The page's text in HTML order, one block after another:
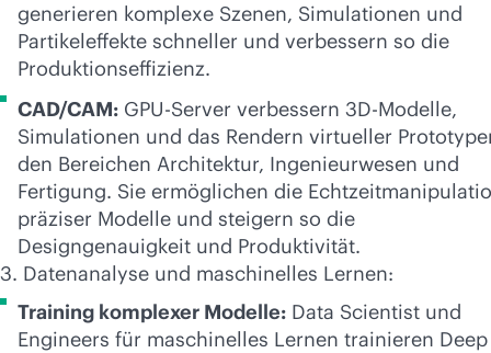
generieren komplexe Szenen, Simulationen und
Partikeleffekte schneller und verbessern so die
Produktionseffizienz.
CAD/CAM: GPU-Server verbessern 3D-Modelle,
Simulationen und das Rendern virtueller
den Bereichen Architektur, Ingenieurwesen und
Fertigung. Sie ermöglichen die
präziser Modelle und steigern so die
Designgenauigkeit und Produktivität.
3. Datenanalyse und maschinelles Lernen:
Training komplexer Modelle: Data Scientist und
Engineers für maschinelles Lernen trainieren Deep